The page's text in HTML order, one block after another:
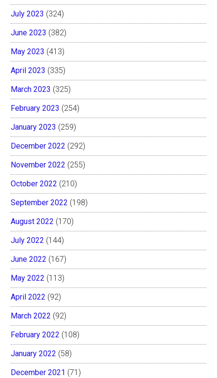
July 2023 (324)
June 2023 (382)
May 2023 (413)
April 2023 (335)
March 2023 (325)
February 2023 (254)
January 2023 (259)
December 2022 (292)
November 2022 (255)
October 2022 (210)
September 2022 (198)
August 2022 (170)
July 2022 (144)
June 2022 (167)
May 2022 (113)
April 2022 (92)
March 2022 (92)
February 2022 (108)
January 2022 (58)
December 2021 (71)